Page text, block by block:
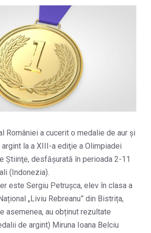
României a cucerit o medalie de aur și
la a XIII-a ediţie a Olimpiadei
Ştiinţe, desfăşurată în perioada 2-11
(Indonezia).
este Sergiu Petrușca, elev în clasa a
„Liviu Rebreanu” din Bistrița,
asemenea, au obținut rezultate
de argint) Miruna Ioana Belciu